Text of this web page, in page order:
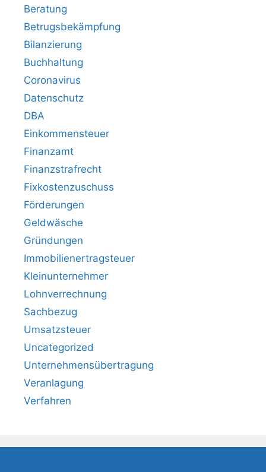
Beratung
Betrugsbekämpfung
Bilanzierung
Buchhaltung
Coronavirus
Datenschutz
DBA
Einkommensteuer
Finanzamt
Finanzstrafrecht
Fixkostenzuschuss
Förderungen
Geldwäsche
Gründungen
Immobilienertragsteuer
Kleinunternehmer
Lohnverrechnung
Sachbezug
Umsatzsteuer
Uncategorized
Unternehmensübertragung
Veranlagung
Verfahren